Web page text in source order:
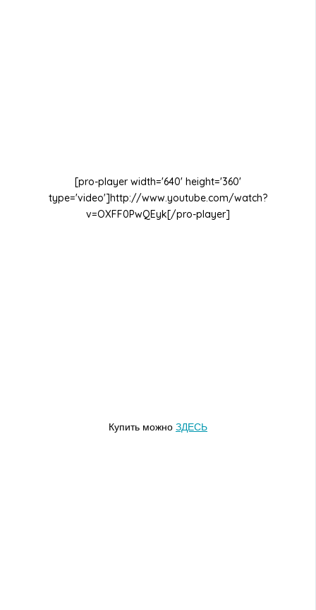
[pro-player width='640' height='360'
type='video']http://www.youtube.com/watch?
v=OXFF0PwQEyk[/pro-player]
Купить можно ЗДЕСЬ